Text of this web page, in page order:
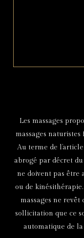
Les massages
massages
Au terme de
abrogé par décret du
ne doivent pas être
ou de kinésithérapie.
massages ne revêt
sollicitation que ce
automatique de